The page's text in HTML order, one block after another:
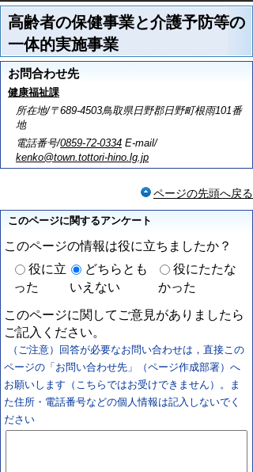
高齢者の保健事業と介護予防等の
一体的実施事業
お問合わせ先
健康福祉課
所在地/〒689-4503鳥取県日野郡日野町根雨101番
地
電話番号/0859-72-0334 E-mail/
kenko@town.tottori-hino.lg.jp
ページの先頭へ戻る
このページに関するアンケート
このページの情報は役に立ちましたか？
役に立
った
どちらとも
いえない
役にたたな
かった
このページに関してご意見がありましたら
ご記入ください。
（ご注意）回答が必要なお問い合わせは，直接この
ページの「お問い合わせ先」（ページ作成部署）へ
お願いします（こちらではお受けできません）。ま
た住所・電話番号などの個人情報は記入しないでく
ださい